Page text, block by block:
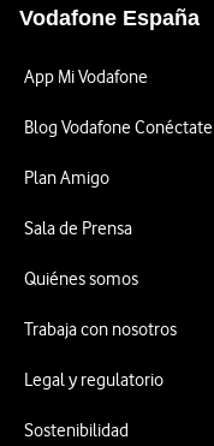
Vodafone España
App Mi Vodafone
Blog Vodafone Conéctate
Plan Amigo
Sala de Prensa
Quiénes somos
Trabaja con nosotros
Legal y regulatorio
Sostenibilidad